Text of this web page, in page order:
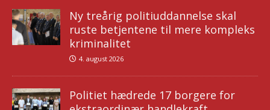
Ny treårig politiuddannelse skal
ruste betjentene til mere kompleks
kriminalitet
4. august 2026
Politiet hædrede 17 borgere for